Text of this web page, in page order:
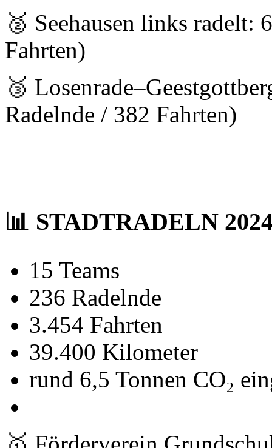
🥈 Seehausen links radelt:
Fahrten)
🥉
Radelnde / 382 Fahrten)
📊 STADTRADELN
15 Teams
236 Radelnde
3.454 Fahrten
39.400 Kilometer
rund 6,5 Tonnen CO₂